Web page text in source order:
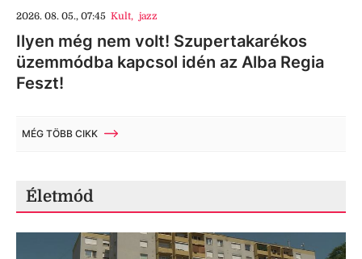
2026. 08. 05., 07:45 Kult, jazz
Ilyen még nem volt! Szupertakarékos
üzemmódba kapcsol idén az Alba Regia
Feszt!
MÉG TÖBB CIKK
Életmód